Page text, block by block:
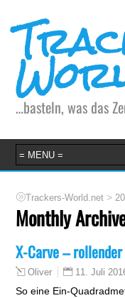
…basteln, was das
Trackers-World.net >
Monthly
X-Carve –
Oliver 11. Juli
So eine Ein-